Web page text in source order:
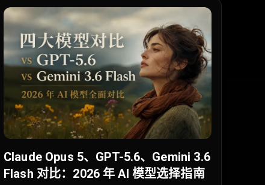
Claude Opus 5、GPT-5.6、Gemini 3.6
Flash 对比：2026 年 AI 模型选择指南